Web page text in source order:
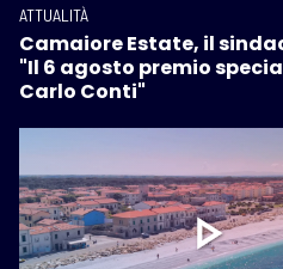
ATTUALITÀ
Camaiore Estate, il
"Il 6 agosto premio
Carlo Conti"